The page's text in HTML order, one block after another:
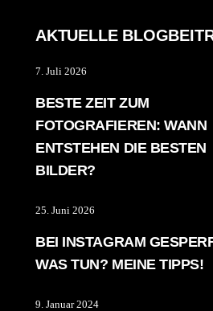
AKTUELLE
7. Juli 2026
BESTE ZEIT ZUM
FOTOGRAFIEREN: WANN
ENTSTEHEN DIE BESTEN
BILDER?
25. Juni 2026
BEI INSTAGRAM
WAS TUN? MEINE TIPPS!
9. Januar 2024